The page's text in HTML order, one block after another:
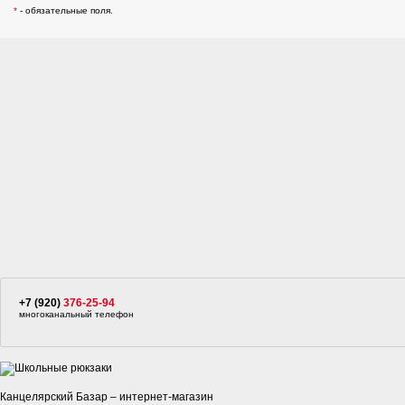
* - обязательные поля.
+7 (920) 376-25-94
многоканальный телефон
Канцелярский Базар – интернет-магазин